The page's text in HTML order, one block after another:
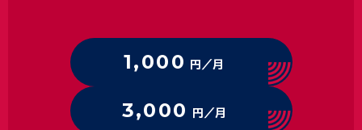
1,000 円／月
3,000 円／月